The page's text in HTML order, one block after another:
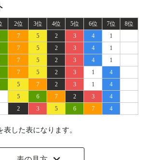
2位 3位 4位 5位 6位 7位
8位
7 5 2 3 4
1
7 5 2 3 4
1
7 5 2 3 4
1
7 5 2 3 1
4
5 7 2 3 1
4
5 6 7 2 3
4
2 3 5 6 7 4
した表になります。